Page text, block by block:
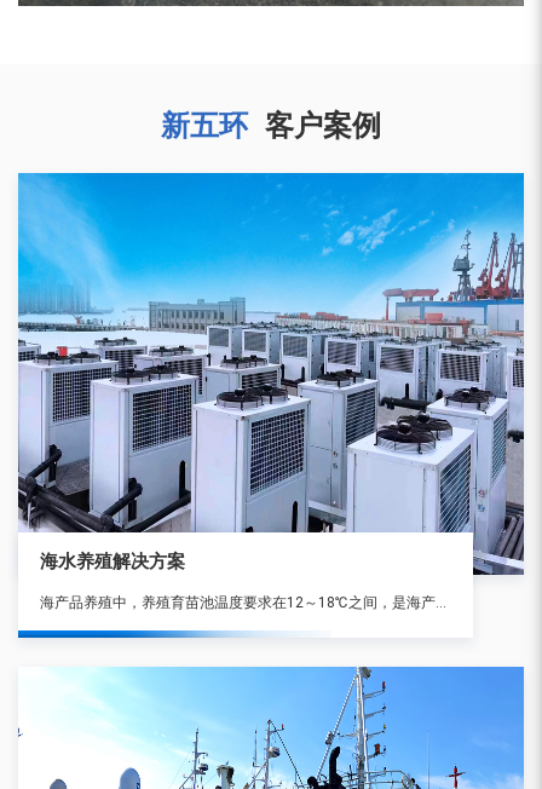
新五环 客户案例
海水养殖解决方案
海产品养殖中，养殖育苗池温度要求在12～18℃之间，是海产品生长的更佳 环境。受季节和地区环境温度的变化，育苗池温度更低可达0℃以下，更高达30℃以上，因此必须对养殖育苗池海水及其环境温度进行恒温控制。